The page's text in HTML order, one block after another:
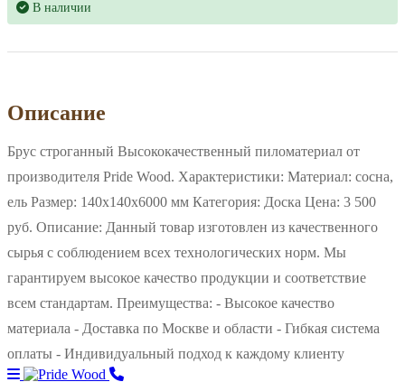
В наличии
Описание
Брус строганный Высококачественный пиломатериал от
производителя Pride Wood. Характеристики: Материал: сосна,
ель Размер: 140х140х6000 мм Категория: Доска Цена: 3 500
руб. Описание: Данный товар изготовлен из качественного
сырья с соблюдением всех технологических норм. Мы
гарантируем высокое качество продукции и соответствие
всем стандартам. Преимущества: - Высокое качество
материала - Доставка по Москве и области - Гибкая система
оплаты - Индивидуальный подход к каждому клиенту